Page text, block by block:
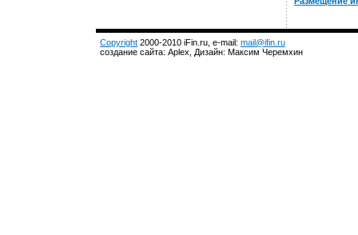
Copyright 2000-2010 iFin.ru, e-mail: mail@ifin.ru
создание сайта: Aplex, Дизайн: Максим Черемхин